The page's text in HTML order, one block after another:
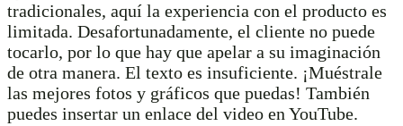
tradicionales, aquí la experiencia con el producto es
limitada. Desafortunadamente, el cliente no puede
tocarlo, por lo que hay que apelar a su imaginación
de otra manera. El texto es insuficiente. ¡Muéstrale
las mejores fotos y gráficos que puedas! También
puedes insertar un enlace del video en YouTube.